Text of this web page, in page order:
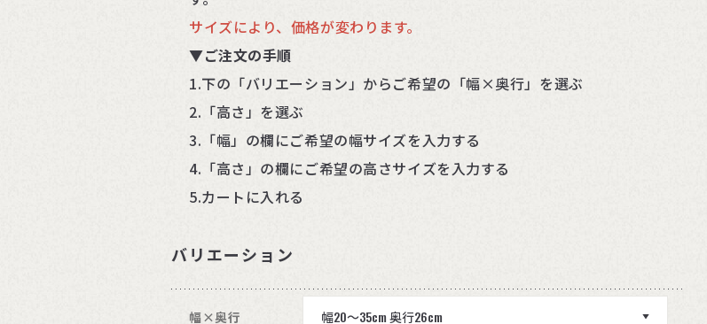
サイズにより、価格が変わります。
▼ご注文の手順
1.下の「バリエーション」からご希望の「幅×奥行」を選ぶ
2.「高さ」を選ぶ
3.「幅」の欄にご希望の幅サイズを入力する
4.「高さ」の欄にご希望の高さサイズを入力する
5.カートに入れる
バリエーション
幅×奥行